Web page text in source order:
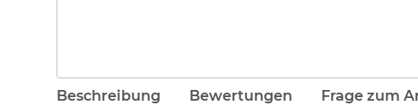
Beschreibung Bewertungen Frage zum